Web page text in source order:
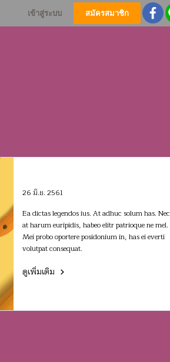
เข้าสู่ระบบ สมัครสมาชิก
26 มิ.ย. 2561
Ea dictas legendos ius. At adhuc solum has. Nec
at harum euripidis, habeo elitr patrioque ne mel.
Mei probo oportere posidonium in, has ei everti
volutpat consequat.
ดูเพิ่มเติม